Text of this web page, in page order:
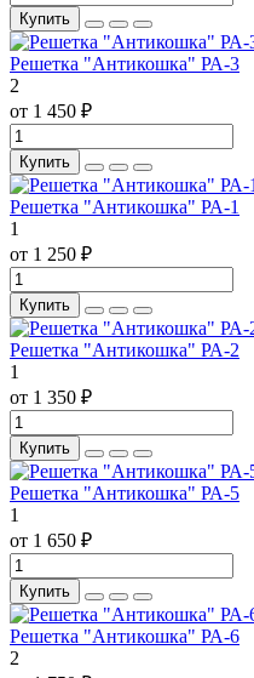
Купить
Решетка "Антикошка" РА-3
2
от 1 450 ₽
Купить
Решетка "Антикошка" РА-1
1
от 1 250 ₽
Купить
Решетка "Антикошка" РА-2
1
от 1 350 ₽
Купить
Решетка "Антикошка" РА-5
1
от 1 650 ₽
Купить
Решетка "Антикошка" РА-6
2